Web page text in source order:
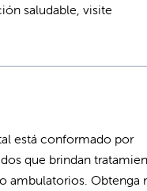
saludable, visite
está conformado por
que brindan
ambulatorios. Obtenga